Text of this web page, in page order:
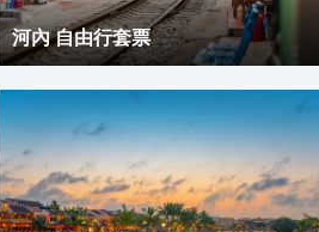
河內 自由行套票